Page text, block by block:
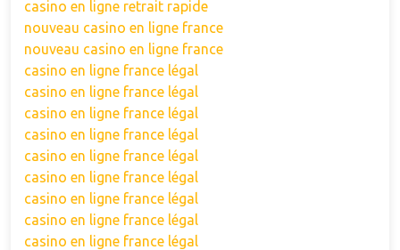
casino en ligne retrait rapide
nouveau casino en ligne france
nouveau casino en ligne france
casino en ligne france légal
casino en ligne france légal
casino en ligne france légal
casino en ligne france légal
casino en ligne france légal
casino en ligne france légal
casino en ligne france légal
casino en ligne france légal
casino en ligne france légal